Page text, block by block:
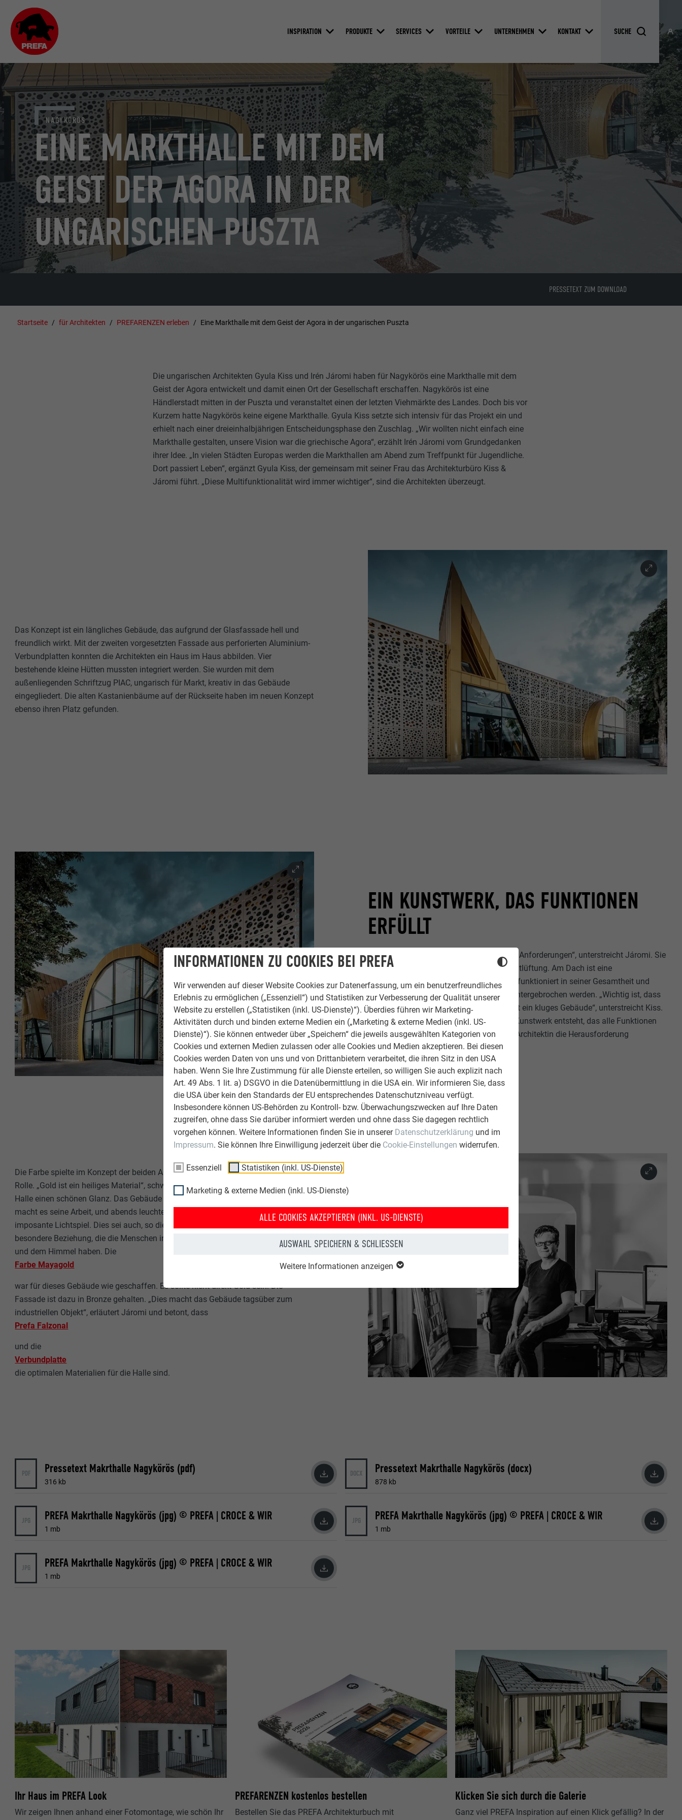
INFORMATIONEN ZU COOKIES BEI PREFA
Wir verwenden auf dieser Website Cookies zur Datenerfassung, um ein benutzerfreundliches
Erlebnis zu ermöglichen („Essenziell“) und Statistiken zur Verbesserung der Qualität unserer
Website zu erstellen („Statistiken (inkl. US-Dienste)“). Überdies führen wir Marketing-
Aktivitäten durch und binden externe Medien ein („Marketing & externe Medien (inkl. US-
Dienste)“). Sie können entweder über „Speichern“ die jeweils ausgewählten Kategorien von
Cookies und externen Medien zulassen oder alle Cookies und Medien akzeptieren. Bei diesen
Cookies werden Daten von uns und von Drittanbietern verarbeitet, die ihren Sitz in den USA
haben. Wenn Sie Ihre Zustimmung für alle Dienste erteilen, so willigen Sie auch explizit nach
Art. 49 Abs. 1 lit. a) DSGVO in die Datenübermittlung in die USA ein. Wir informieren Sie, dass
die USA über kein den Standards der EU entsprechendes Datenschutzniveau verfügt.
Insbesondere können US-Behörden zu Kontroll- bzw. Überwachungszwecken auf Ihre Daten
zugreifen, ohne dass Sie darüber informiert werden und ohne dass Sie dagegen rechtlich
vorgehen können. Weitere Informationen finden Sie in unserer Datenschutzerklärung und im
Impressum. Sie können Ihre Einwilligung jederzeit über die Cookie-Einstellungen widerrufen.
Essenziell Statistiken (inkl. US-Dienste)
Marketing & externe Medien (inkl. US-Dienste)
ALLE COOKIES AKZEPTIEREN (INKL. US-DIENSTE)
AUSWAHL SPEICHERN & SCHLIESSEN
Weitere Informationen anzeigen
INSPIRATION PRODUKTE SERVICES VORTEILE UNTERNEHMEN KONTAKT
EINE MARKTHALLE MIT DEM
GEIST DER AGORA IN DER
UNGARISCHEN PUSZTA
NAGYKÖRÖS
PRESSETEXT ZUM DOWNLOAD
Startseite für Architekten PREFARENZEN erleben Eine Markthalle mit dem Geist der Agora in der ungarischen Puszta
Die ungarischen Architekten Gyula Kiss und Irén Járomi haben für Nagykörös eine Markthalle mit dem
Geist der Agora entwickelt und damit einen Ort der Gesellschaft erschaffen. Nagykörös ist eine
Händlerstadt mitten in der Puszta und veranstaltet einen der letzten Viehmärkte des Landes. Doch bis vor
Kurzem hatte Nagykörös keine eigene Markthalle. Gyula Kiss setzte sich intensiv für das Projekt ein und
erhielt nach einer dreieinhalbjährigen Entscheidungsphase den Zuschlag. „Wir wollten nicht einfach eine
Markthalle gestalten, unsere Vision war die griechische Agora“, erzählt Irén Járomi vom Grundgedanken
ihrer Idee. „In vielen Städten Europas werden die Markthallen am Abend zum Treffpunkt für Jugendliche.
Dort passiert Leben“, ergänzt Gyula Kiss, der gemeinsam mit seiner Frau das Architekturbüro Kiss &
Járomi führt. „Diese Multifunktionalität wird immer wichtiger“, sind die Architekten überzeugt.
Das Konzept ist ein längliches Gebäude, das aufgrund der Glasfassade hell und
freundlich wirkt. Mit der zweiten vorgesetzten Fassade aus perforierten Aluminium-
Verbundplatten konnten die Architekten ein Haus im Haus abbilden. Vier
bestehende kleine Hütten mussten integriert werden. Sie wurden mit dem
außenliegenden Schriftzug PIAC, ungarisch für Markt, kreativ in das Gebäude
eingegliedert. Die alten Kastanienbäume auf der Rückseite haben im neuen Konzept
ebenso ihren Platz gefunden.
EIN KUNSTWERK, DAS FUNKTIONEN
ERFÜLLT
„Eine Markthalle hat auch viele praktische Anforderungen“, unterstreicht Járomi. Sie
braucht für Obst und Gemüse eine gute Entlüftung. Am Dach ist eine
Photovoltaikanlage installiert. Das Objekt funktioniert in seiner Gesamtheit und
kann ebenso in viele kleine Einheiten heruntergebrochen werden. „Wichtig ist, dass
das Haus sich selbst betreiben kann. Es ist ein kluges Gebäude“, unterstreicht Kiss.
„Architektur muss vereinfachen – bis ein Kunstwerk entsteht, das alle Funktionen
auf eine unsichtbare Art erfüllt“, fasst die Architektin die Herausforderung
zusammen.
Die Farbe spielte im Konzept der beiden Architekten von Anfang an eine tragende
Rolle. „Gold ist ein heiliges Material“, schwärmt Kiss. „In der Morgensonne hat die
Halle einen schönen Glanz. Das Gebäude wacht auf. Es badet im Licht, danach
macht es seine Arbeit, und abends leuchtet es wieder“, beschreibt Járomi das
imposante Lichtspiel. Dies sei auch, so die Architekten, eine Hommage an die
besondere Beziehung, die die Menschen in der ungarischen Tiefebene mit der Natur
und dem Himmel haben. Die
Farbe Mayagold
war für dieses Gebäude wie geschaffen. Es sollte nicht direkt Gold sein. Die
Fassade ist dazu in Bronze gehalten. „Dies macht das Gebäude tagsüber zum
industriellen Objekt“, erläutert Járomi und betont, dass
Prefa Falzonal
und die
Verbundplatte
die optimalen Materialien für die Halle sind.
PDF Pressetext Makrthalle Nagykörös (pdf)
316 kb
DOCX Pressetext Makrthalle Nagykörös (docx)
878 kb
JPG PREFA Makrthalle Nagykörös (jpg) © PREFA | CROCE & WIR
1 mb
JPG PREFA Makrthalle Nagykörös (jpg) © PREFA | CROCE & WIR
1 mb
JPG PREFA Makrthalle Nagykörös (jpg) © PREFA | CROCE & WIR
1 mb
Ihr Haus im PREFA Look
Wir zeigen Ihnen anhand einer Fotomontage, wie schön Ihr
PREFARENZEN kostenlos bestellen
Bestellen Sie das PREFA Architekturbuch mit
Klicken Sie sich durch die Galerie
Ganz viel PREFA Inspiration auf einen Klick gefällig? In der